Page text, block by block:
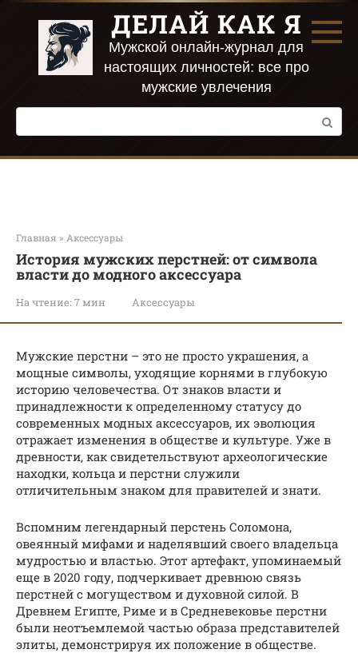
Перейти
контенту
ДЕЛАЙ КАК Я
Мужской онлайн-журнал для
настоящих личностей: все про
мужские увлечения
Поиск:
Главная » Аксессуары
История мужских перстней: от символа
власти до модного аксессуара
На чтение: 7 мин Аксессуары
Мужские перстни – это не просто украшения, а
мощные символы, уходящие корнями в глубокую
историю человечества. От знаков власти и
принадлежности к определенному статусу до
современных модных аксессуаров, их эволюция
отражает изменения в обществе и культуре. Уже в
древности, как свидетельствуют археологические
находки, кольца и перстни служили
отличительным знаком для правителей и знати.
Вспомним легендарный перстень Соломона,
овеянный мифами и наделявший своего владельца
мудростью и властью. Этот артефакт, упоминаемый
еще в 2020 году, подчеркивает древнюю связь
перстней с могуществом и духовной силой. В
Древнем Египте, Риме и в Средневековье перстни
были неотъемлемой частью образа представителей
элиты, демонстрируя их положение в обществе.